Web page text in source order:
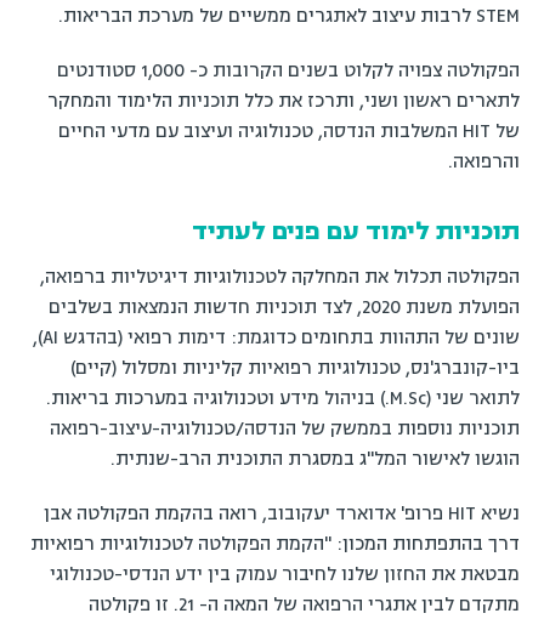
STEM לרבות עיצוב לאתגרים ממשיים של מערכת הבריאות.
הפקולטה צפויה לקלוט בשנים הקרובות כ- 1,000 סטודנטים
לתארים ראשון ושני, ותרכז את כלל תוכניות הלימוד והמחקר
של HIT המשלבות הנדסה, טכנולוגיה ועיצוב עם מדעי החיים
והרפואה.
תוכניות לימוד עם פנים לעתיד
הפקולטה תכלול את המחלקה לטכנולוגיות דיגיטליות ברפואה,
הפועלת משנת 2020, לצד תוכניות חדשות הנמצאות בשלבים
שונים של התהוות בתחומים כדוגמת: דימות רפואי (בהדגש AI),
ביו-קונברג'נס, טכנולוגיות רפואיות קליניות ומסלול (קיים)
לתואר שני (M.Sc.) בניהול מידע וטכנולוגיה במערכות בריאות.
תוכניות נוספות בממשק של הנדסה/טכנולוגיה-עיצוב-רפואה
הוגשו לאישור המל"ג במסגרת התוכנית הרב-שנתית.
נשיא HIT פרופ' אדוארד יעקובוב, רואה בהקמת הפקולטה אבן
דרך בהתפתחות המכון: "הקמת הפקולטה לטכנולוגיות רפואיות
מבטאת את החזון שלנו לחיבור עמוק בין ידע הנדסי-טכנולוגי
מתקדם לבין אתגרי הרפואה של המאה ה- 21. זו פקולטה